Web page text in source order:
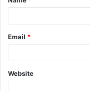
*
Email *
Website